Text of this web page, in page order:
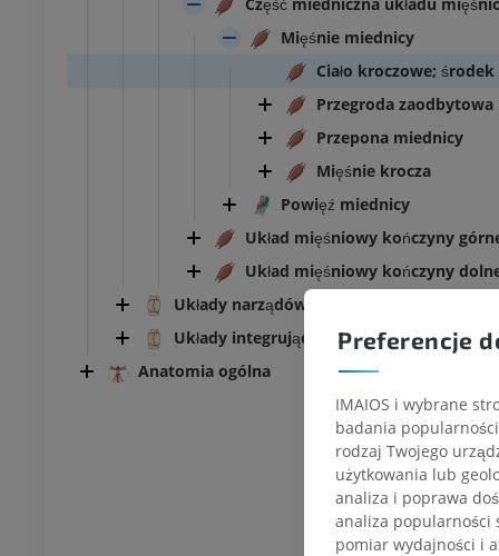
Mięśnie miednicy
Ciało kroczowe;
Przegroda zaodbytowa
Przepona miednicy
Mięśnie krocza
Powięź miednicy
Układ mięśniowy kończyny
Układ mięśniowy kończyny
Układy narządów trzewnych
Układy integrujące
Anatomia ogólna
Preferencje
IMAIOS i wybrane
badania
rodzaj Twojego
użytkowania lub
analiza i poprawa
analiza popularności
pomiar wydajności i